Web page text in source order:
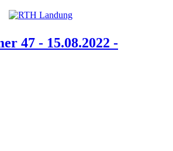
47 - 15.08.2022 -